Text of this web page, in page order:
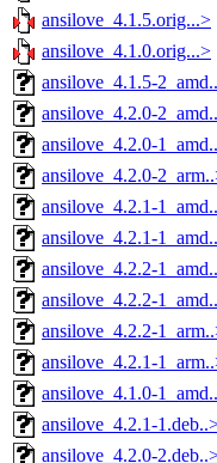
ansilove_4.1.5.orig...>
ansilove_4.1.0.orig...>
ansilove_4.1.5-
ansilove_4.2.0-
ansilove_4.2.0-
ansilove_4.2.0-
ansilove_4.2.1-
ansilove_4.2.1-
ansilove_4.2.2-
ansilove_4.2.2-
ansilove_4.2.2-
ansilove_4.2.1-
ansilove_4.1.0-
ansilove_4.2.1-
ansilove_4.2.0-